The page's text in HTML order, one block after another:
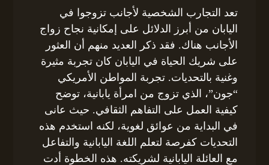
تعد التجارب الشخصية لأجانب تزوجوا في
اليابان من أبرز الدلائل على إمكانية نجاح زواج
الأجانب هناك. فقد ذكر العديد منهم أن العثور
على شريك الحياة في اليابان كان تجربة مثيرة
وغنية بالتحديات. تجربة المواطن الأمريكي
“جون”، الذي تزوج من امرأة يابانية، توضح
كيفية العمل على التفاهم الثقافي. حيث عانى
في البداية من عوائق لغوية، لكنه استخدم هذه
التحديات كفرصة لتعلم اللغة اليابانية والتفاعل
مع العائلة اليابانية لشريكته. هذه الخطوة أدت